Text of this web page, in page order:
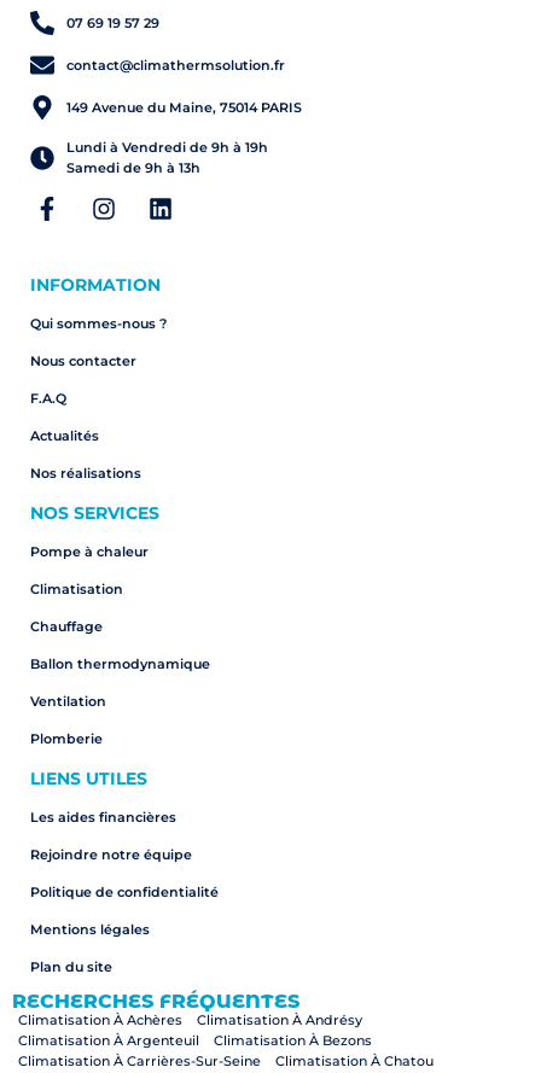
07 69 19 57 29
contact@climathermsolution.fr
149 Avenue du Maine, 75014 PARIS
Lundi à Vendredi de 9h à 19h
Samedi de 9h à 13h
INFORMATION
Qui sommes-nous ?
Nous contacter
F.A.Q
Actualités
Nos réalisations
NOS SERVICES
Pompe à chaleur
Climatisation
Chauffage
Ballon thermodynamique
Ventilation
Plomberie
LIENS UTILES
Les aides financières
Rejoindre notre équipe
Politique de confidentialité
Mentions légales
Plan du site
RECHERCHES FRÉQUENTES
Climatisation À Achères
Climatisation À Andrésy
Climatisation À Argenteuil
Climatisation À Bezons
Climatisation À Carrières-Sur-Seine
Climatisation À Chatou